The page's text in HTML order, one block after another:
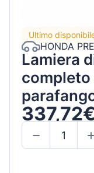
Ultimo
HONDA
Lamiera
337,72€